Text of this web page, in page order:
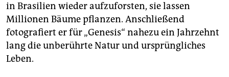
in Brasilien wieder aufzuforsten, sie lassen
Millionen Bäume pflanzen. Anschließend
fotografiert er für „Genesis“ nahezu ein Jahrzehnt
lang die unberührte Natur und ursprüngliches
Leben.